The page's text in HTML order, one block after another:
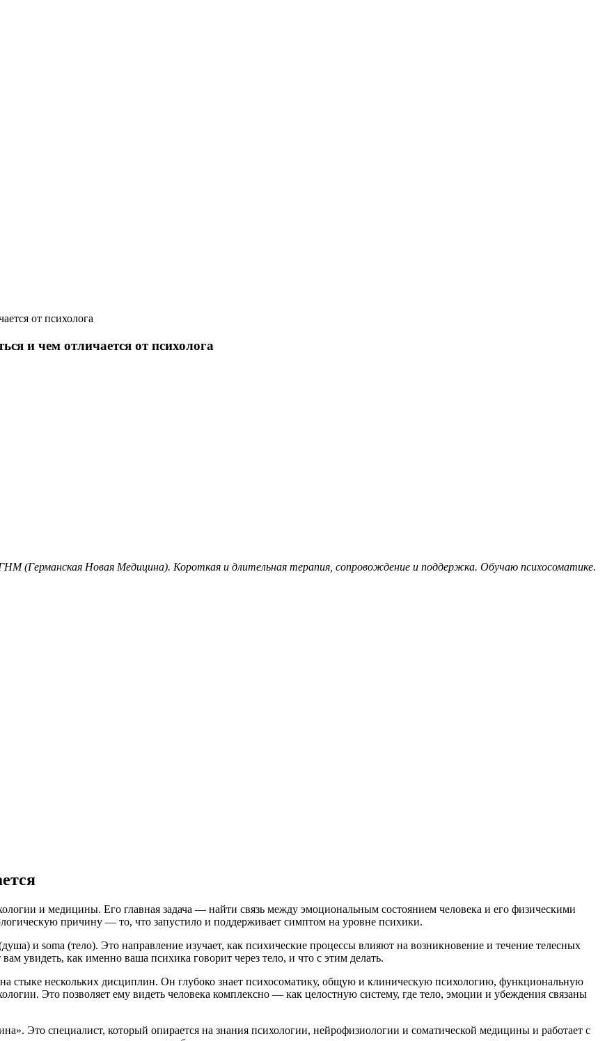
от психолога
и чем отличается от психолога
(Германская Новая Медицина). Короткая и длительная терапия, сопровождение и поддержка. Обучаю психосоматике.
и медицины. Его главная задача — найти связь между эмоциональным состоянием человека и его физическими
причину — то, что запустило и поддерживает симптом на уровне психики.
и soma (тело). Это направление изучает, как психические процессы влияют на возникновение и течение телесных
увидеть, как именно ваша психика говорит через тело, и что с этим делать.
стыке нескольких дисциплин. Он глубоко знает психосоматику, общую и клиническую психологию, функциональную
Это позволяет ему видеть человека комплексно — как целостную систему, где тело, эмоции и убеждения связаны
Это специалист, который опирается на знания психологии, нейрофизиологии и соматической медицины и работает с